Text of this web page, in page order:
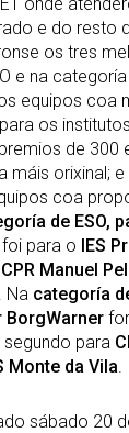
e do resto
os tres
e na
equipos coa
os
de 300
máis orixinal;
coa
de ESO,
para o IES
CPR Manuel
. Na categoría
segundo para
Monte da Vila
sábado 20